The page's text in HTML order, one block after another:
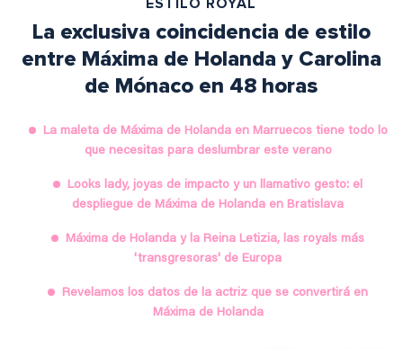
ESTILO ROYAL
La exclusiva coincidencia de estilo
entre Máxima de Holanda y Carolina
de Mónaco en 48 horas
La maleta de Máxima de Holanda en Marruecos tiene todo lo
que necesitas para deslumbrar este verano
Looks lady, joyas de impacto y un llamativo gesto: el
despliegue de Máxima de Holanda en Bratislava
Máxima de Holanda y la Reina Letizia, las royals más
'transgresoras' de Europa
Revelamos los datos de la actriz que se convertirá en
Máxima de Holanda